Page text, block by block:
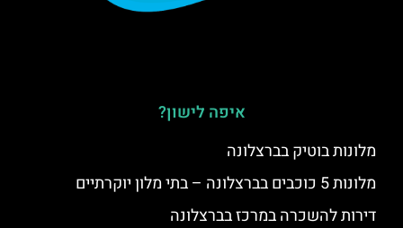
איפה לישון?
מלונות בוטיק בברצלונה
מלונות 5 כוכבים בברצלונה – בתי מלון יוקרתיים
דירות להשכרה במרכז בברצלונה